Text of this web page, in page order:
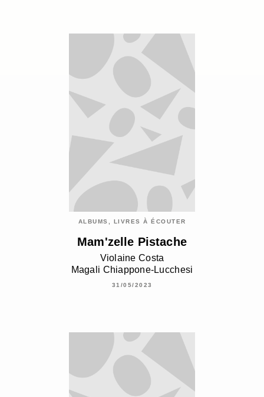
ALBUMS, LIVRES À ÉCOUTER
Mam'zelle Pistache
Violaine Costa
Magali Chiappone-Lucchesi
31/05/2023